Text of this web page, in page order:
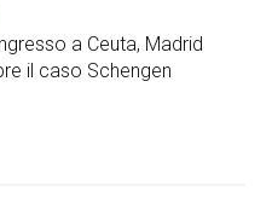
a Ceuta, Madrid
il caso Schengen